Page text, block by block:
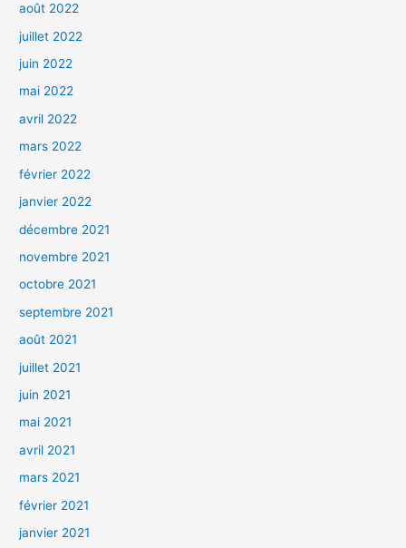
août 2022
juillet 2022
juin 2022
mai 2022
avril 2022
mars 2022
février 2022
janvier 2022
décembre 2021
novembre 2021
octobre 2021
septembre 2021
août 2021
juillet 2021
juin 2021
mai 2021
avril 2021
mars 2021
février 2021
janvier 2021